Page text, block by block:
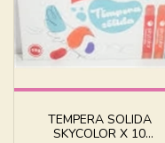
TEMPERA SOLIDA
SKYCOLOR X 10